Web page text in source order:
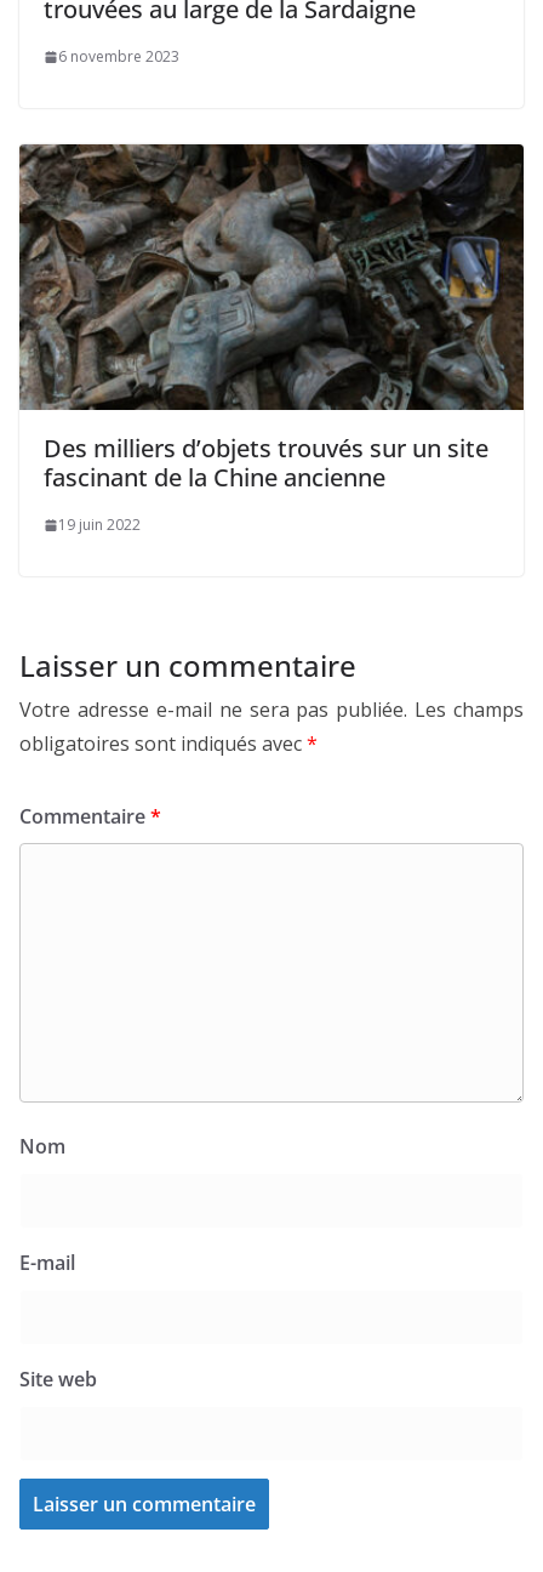
trouvées au large de la Sardaigne
6 novembre 2023
Des milliers d’objets trouvés sur un site
fascinant de la Chine ancienne
19 juin 2022
Laisser un commentaire
Votre adresse e-mail ne sera pas publiée. Les champs
obligatoires sont indiqués avec*
Commentaire*
Nom
E-mail
Site web